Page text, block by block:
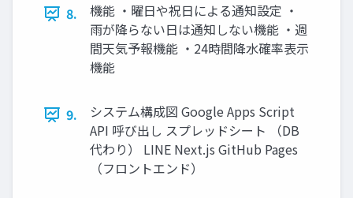
8.
機能 ・曜日や祝日による通知設定 ・
雨が降らない日は通知しない機能 ・週
間天気予報機能 ・24時間降水確率表示
機能
9.
システム構成図 Google Apps Script
API 呼び出し スプレッドシート （DB
代わり） LINE Next.js GitHub Pages
（フロントエンド）